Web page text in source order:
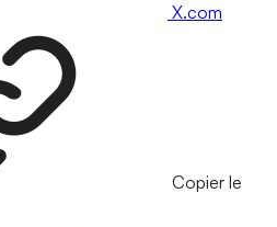
X.com
Copier le